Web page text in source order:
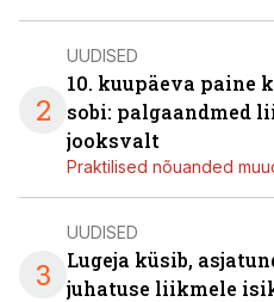
2
UUDISED
10. kuupäeva paine
sobi: palgaandmed
jooksvalt
Praktilised nõuanded
3
UUDISED
Lugeja küsib,
juhatuse liikmele